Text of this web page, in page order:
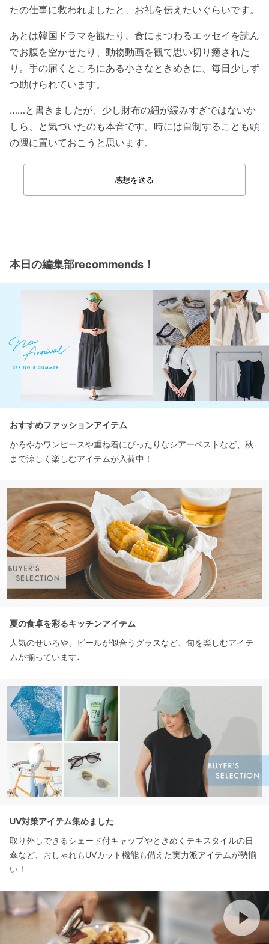
たの仕事に救われましたと、お礼を伝えたいぐらいです。
あとは韓国ドラマを観たり、食にまつわるエッセイを読ん
でお腹を空かせたり、動物動画を観て思い切り癒された
り。手の届くところにある小さなときめきに、毎日少しず
つ助けられています。
……と書きましたが、少し財布の紐が緩みすぎではないか
しら、と気づいたのも本音です。時には自制することも頭
の隅に置いておこうと思います。
感想を送る
本日の編集部recommends！
おすすめファッションアイテム
かろやかワンピースや重ね着にぴったりなシアーベストなど、秋
まで涼しく楽しむアイテムが入荷中！
夏の食卓を彩るキッチンアイテム
人気のせいろや、ビールが似合うグラスなど、旬を楽しむアイテ
ムが揃っています♩
UV対策アイテム集めました
取り外しできるシェード付キャップやときめくテキスタイルの日
傘など、おしゃれもUVカット機能も備えた実力派アイテムが勢揃
い！